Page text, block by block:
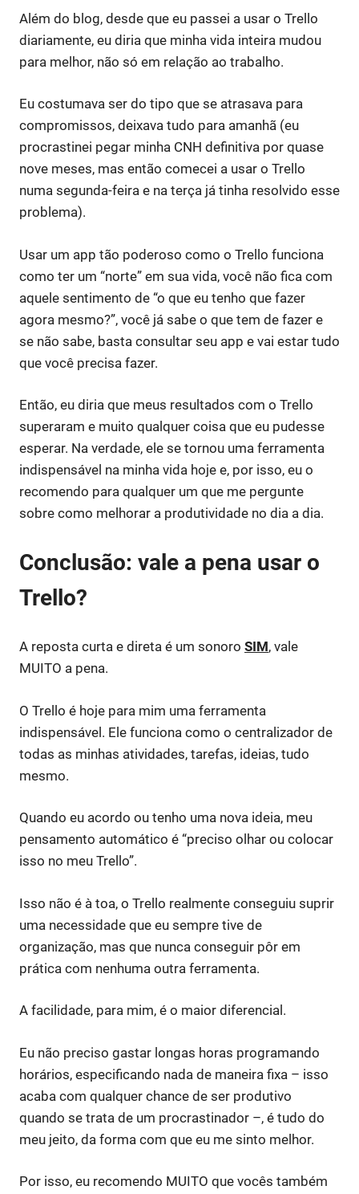
Além do blog, desde que eu passei a usar o Trello
diariamente, eu diria que minha vida inteira mudou
para melhor, não só em relação ao trabalho.
Eu costumava ser do tipo que se atrasava para
compromissos, deixava tudo para amanhã (eu
procrastinei pegar minha CNH definitiva por quase
nove meses, mas então comecei a usar o Trello
numa segunda-feira e na terça já tinha resolvido esse
problema).
Usar um app tão poderoso como o Trello funciona
como ter um “norte” em sua vida, você não fica com
aquele sentimento de “o que eu tenho que fazer
agora mesmo?”, você já sabe o que tem de fazer e
se não sabe, basta consultar seu app e vai estar tudo
que você precisa fazer.
Então, eu diria que meus resultados com o Trello
superaram e muito qualquer coisa que eu pudesse
esperar. Na verdade, ele se tornou uma ferramenta
indispensável na minha vida hoje e, por isso, eu o
recomendo para qualquer um que me pergunte
sobre como melhorar a produtividade no dia a dia.
Conclusão: vale a pena usar o
Trello?
A reposta curta e direta é um sonoro SIM, vale
MUITO a pena.
O Trello é hoje para mim uma ferramenta
indispensável. Ele funciona como o centralizador de
todas as minhas atividades, tarefas, ideias, tudo
mesmo.
Quando eu acordo ou tenho uma nova ideia, meu
pensamento automático é “preciso olhar ou colocar
isso no meu Trello”.
Isso não é à toa, o Trello realmente conseguiu suprir
uma necessidade que eu sempre tive de
organização, mas que nunca conseguir pôr em
prática com nenhuma outra ferramenta.
A facilidade, para mim, é o maior diferencial.
Eu não preciso gastar longas horas programando
horários, especificando nada de maneira fixa – isso
acaba com qualquer chance de ser produtivo
quando se trata de um procrastinador –, é tudo do
meu jeito, da forma com que eu me sinto melhor.
Por isso, eu recomendo MUITO que vocês também